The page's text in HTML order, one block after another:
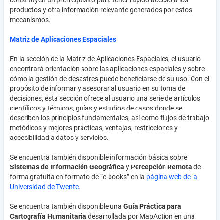
productos y otra información relevante generados por estos
mecanismos.
Matriz de Aplicaciones Espaciales
En la sección de la Matriz de Aplicaciones Espaciales, el usuario
encontrará orientación sobre las aplicaciones espaciales y sobre
cómo la gestión de desastres puede beneficiarse de su uso. Con el
propósito de informar y asesorar al usuario en su toma de
decisiones, esta sección ofrece al usuario una serie de artículos
científicos y técnicos, guías y estudios de casos donde se
describen los principios fundamentales, así como flujos de trabajo
metódicos y mejores prácticas, ventajas, restricciones y
accesibilidad a datos y servicios.
Se encuentra también disponible información básica sobre
Sistemas de Información Geográfica y Percepción Remota de
forma gratuita en formato de “e-books” en la página web de la
Universidad de Twente.
Se encuentra también disponible una Guía Práctica para
Cartografía Humanitaria desarrollada por MapAction en una